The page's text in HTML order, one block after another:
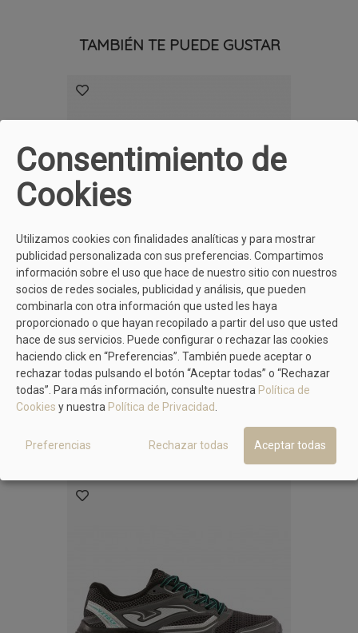
TAMBIÉN TE PUEDE GUSTAR
EL NATURALISTA
Deportivo Rejilla Beige Multicolor El
Naturalista N5435C, Casual
89,90 € 99,95 €
MÁS MODELOS DE JOMA
Consentimiento de
Cookies
Utilizamos cookies con finalidades analíticas y para mostrar
publicidad personalizada con sus preferencias. Compartimos
información sobre el uso que hace de nuestro sitio con nuestros
socios de redes sociales, publicidad y análisis, que pueden
combinarla con otra información que usted les haya
proporcionado o que hayan recopilado a partir del uso que usted
hace de sus servicios. Puede configurar o rechazar las cookies
haciendo click en “Preferencias”. También puede aceptar o
rechazar todas pulsando el botón “Aceptar todas” o “Rechazar
todas”. Para más información, consulte nuestra Política de
Cookies y nuestra Política de Privacidad.
Preferencias Rechazar todas Aceptar todas